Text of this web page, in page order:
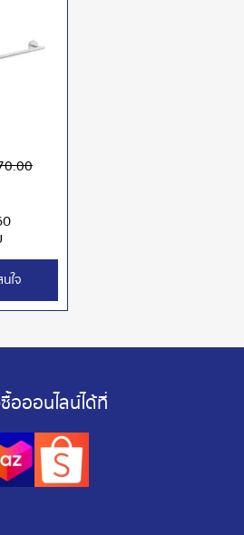
ใจ
อออนไลน์ได้ที่